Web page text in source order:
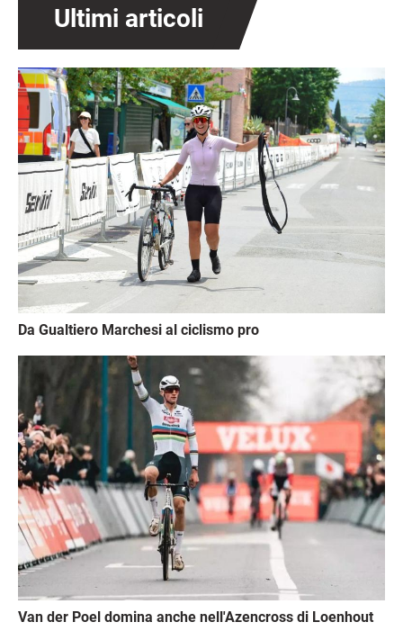
Ultimi articoli
Immagine
Da Gualtiero Marchesi al ciclismo pro
Van der Poel domina anche nell'Azencross di Loenhout